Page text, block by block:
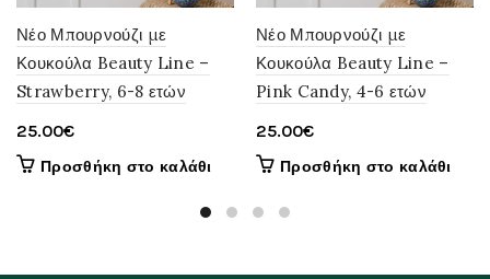
Νέο Μπουρνούζι με
Κουκούλα Beauty Line –
Strawberry, 6-8 ετών
25.00€
Προσθήκη στο καλάθι
Νέο Μπουρνούζι με
Κουκούλα Beauty Line –
Pink Candy, 4-6 ετών
25.00€
Προσθήκη στο καλάθι